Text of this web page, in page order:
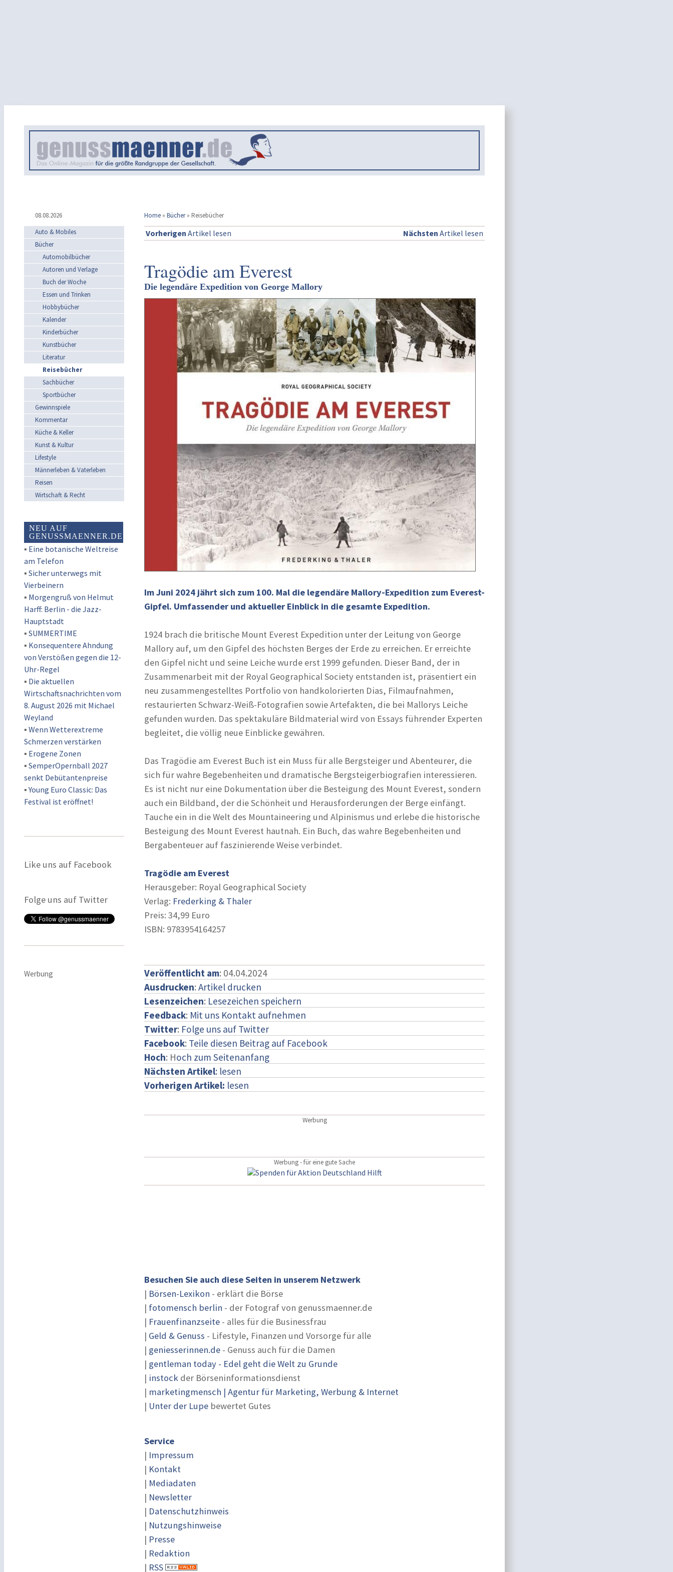
08.08.2026 Home » Bücher » Reisebücher
Auto & Mobiles
Bücher
Automobilbücher
Autoren und Verlage
Buch der Woche
Essen und Trinken
Hobbybücher
Kalender
Kinderbücher
Kunstbücher
Literatur
Reisebücher
Sachbücher
Sportbücher
Gewinnspiele
Kommentar
Küche & Keller
Kunst & Kultur
Lifestyle
Männerleben & Vaterleben
Reisen
Wirtschaft & Recht
NEU AUF
GENUSSMAENNER.DE
▪ Eine botanische Weltreise
am Telefon
▪ Sicher unterwegs mit
Vierbeinern
▪ Morgengruß von Helmut
Harff: Berlin - die Jazz-
Hauptstadt
▪ SUMMERTIME
▪ Konsequentere Ahndung
von Verstößen gegen die 12-
Uhr-Regel
▪ Die aktuellen
Wirtschaftsnachrichten vom
8. August 2026 mit Michael
Weyland
▪ Wenn Wetterextreme
Schmerzen verstärken
▪ Erogene Zonen
▪ SemperOpernball 2027
senkt Debütantenpreise
▪Young Euro Classic: Das
Festival ist eröffnet!
Like uns auf Facebook
Folge uns auf Twitter
Werbung
Vorherigen Artikel lesen Nächsten Artikel lesen
Tragödie am Everest
Die legendäre Expedition von George Mallory
Im Juni 2024 jährt sich zum 100. Mal die legendäre Mallory-Expedition zum Everest-
Gipfel. Umfassender und aktueller Einblick in die gesamte Expedition.
1924 brach die britische Mount Everest Expedition unter der Leitung von George
Mallory auf, um den Gipfel des höchsten Berges der Erde zu erreichen. Er erreichte
den Gipfel nicht und seine Leiche wurde erst 1999 gefunden. Dieser Band, der in
Zusammenarbeit mit der Royal Geographical Society entstanden ist, präsentiert ein
neu zusammengestelltes Portfolio von handkolorierten Dias, Filmaufnahmen,
restaurierten Schwarz-Weiß-Fotografien sowie Artefakten, die bei Mallorys Leiche
gefunden wurden. Das spektakuläre Bildmaterial wird von Essays führender Experten
begleitet, die völlig neue Einblicke gewähren.
Das Tragödie am Everest Buch ist ein Muss für alle Bergsteiger und Abenteurer, die
sich für wahre Begebenheiten und dramatische Bergsteigerbiografien interessieren.
Es ist nicht nur eine Dokumentation über die Besteigung des Mount Everest, sondern
auch ein Bildband, der die Schönheit und Herausforderungen der Berge einfängt.
Tauche ein in die Welt des Mountaineering und Alpinismus und erlebe die historische
Besteigung des Mount Everest hautnah. Ein Buch, das wahre Begebenheiten und
Bergabenteuer auf faszinierende Weise verbindet.
Tragödie am Everest
Herausgeber: Royal Geographical Society
Verlag: Frederking & Thaler
Preis: 34,99 Euro
ISBN: 9783954164257
Veröffentlicht am: 04.04.2024
Ausdrucken: Artikel drucken
Lesenzeichen: Lesezeichen speichern
Feedback: Mit uns Kontakt aufnehmen
Twitter: Folge uns auf Twitter
Facebook: Teile diesen Beitrag auf Facebook
Hoch: Hoch zum Seitenanfang
Nächsten Artikel: lesen
Vorherigen Artikel: lesen
Werbung
Werbung - für eine gute Sache
Besuchen Sie auch diese Seiten in unserem Netzwerk
| Börsen-Lexikon - erklärt die Börse
| fotomensch berlin - der Fotograf von genussmaenner.de
| Frauenfinanzseite - alles für die Businessfrau
| Geld & Genuss - Lifestyle, Finanzen und Vorsorge für alle
| geniesserinnen.de - Genuss auch für die Damen
| gentleman today - Edel geht die Welt zu Grunde
| instock der Börseninformationsdienst
| marketingmensch | Agentur für Marketing, Werbung & Internet
| Unter der Lupe bewertet Gutes
Service
| Impressum
| Kontakt
| Mediadaten
| Newsletter
| Datenschutzhinweis
| Nutzungshinweise
| Presse
| Redaktion
| RSS